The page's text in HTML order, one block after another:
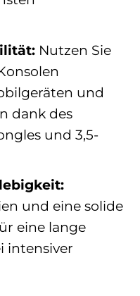
Nutzen Sie
und
dank des
und 3,5-
und eine solide
eine lange
intensiver